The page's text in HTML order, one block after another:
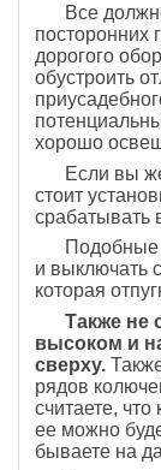
Все
посторонних
дорогого
обустроить
хорошо
Если вы
стоит
срабатывать
Подобные
и выключать
которая
Также не
высоком и
сверху.
рядов
считаете,
ее можно
бываете на